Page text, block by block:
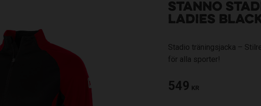
STANNO
LADIES
Stadio träningsjacka –
för alla sporter!
549 KR